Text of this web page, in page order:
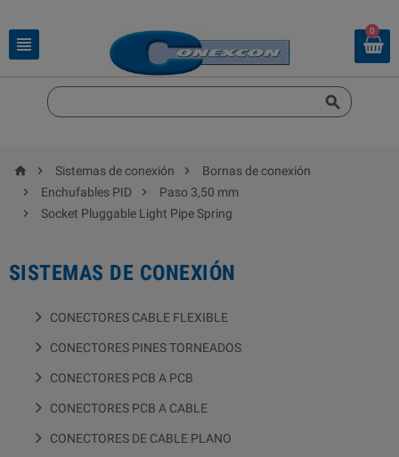

0

  Sistemas de conexión 
Bornas de conexión

Enchufables PID 
Paso 3,50 mm

Socket Pluggable Light Pipe Spring
SISTEMAS DE CONEXIÓN
CONECTORES CABLE FLEXIBLE
CONECTORES PINES TORNEADOS
CONECTORES PCB A PCB
CONECTORES PCB A CABLE
CONECTORES DE CABLE PLANO